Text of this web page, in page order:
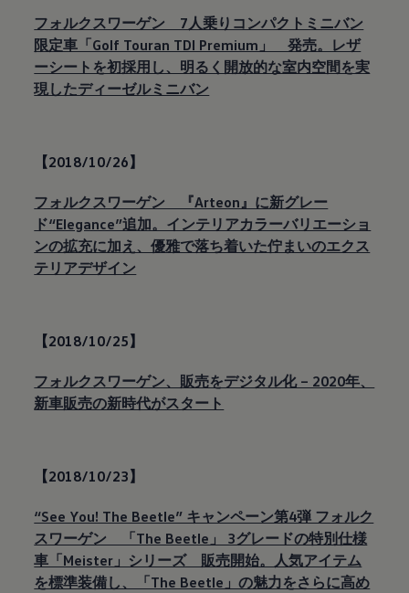
フォルクスワーゲン 7人乗りコンパクトミニバン
限定車「Golf Touran TDI Premium」 発売。レザ
ーシートを初採用し、明るく開放的な室内空間を実
現したディーゼルミニバン
【2018/10/26】
フォルクスワーゲン 『Arteon』に新グレー
ド“Elegance”追加。インテリアカラーバリエーショ
ンの拡充に加え、優雅で落ち着いた佇まいのエクス
テリアデザイン
【2018/10/25】
フォルクスワーゲン、販売をデジタル化 – 2020年、
新車販売の新時代がスタート
【2018/10/23】
“See You! The Beetle” キャンペーン第4弾 フォルク
スワーゲン 「The Beetle」 3グレードの特別仕様
車「Meister」シリーズ 販売開始。人気アイテム
を標準装備し、「The Beetle」の魅力をさらに高め